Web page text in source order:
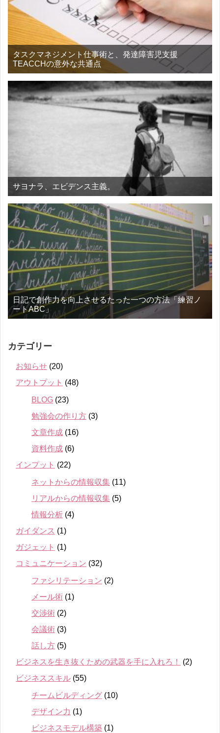
タスクマネジメント仕事術と、発達障害児支援
TEACCHの意外な共通点
サヨナラ、エビデンス主義。
日記で創作力を向上させるたった一つの方法「練習ノ
ートABC」
カテゴリー
お知らせ (20)
アウトプット (48)
BLOG (23)
勉強会の作り方 (3)
文章作成 (16)
資料作成 (6)
インプット (22)
ネットからの情報収集 (11)
リアルからの情報収集 (5)
情報分析 (4)
ガイダンス (1)
ガジェット (1)
コミュニケーション (32)
ファシリテーション (2)
メール術 (1)
交渉術 (2)
会議術 (3)
話し方 (5)
ビジネスを生き抜くための武器を手に入れろ！
(2)
ビジネススキル (55)
チームビルディング (10)
デザイン力 (1)
ビジネスモデル構築 (1)